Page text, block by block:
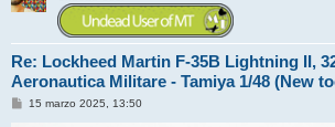
Re: Lockheed Martin F-35B Lightning II,
Aeronautica Militare - Tamiya 1/48 (New
M15 marzo 2025, 13:50